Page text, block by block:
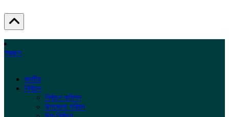
প্রচ্ছদ
জাতীয়
নির্বাচন
নির্বাচন কমিশন
উপজেলা পরিষদ